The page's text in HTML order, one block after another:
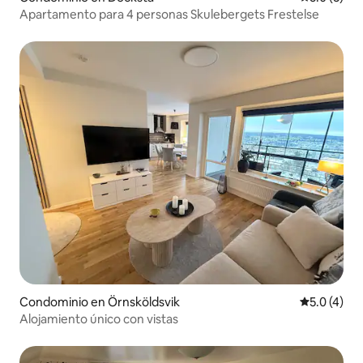
Apartamento para 4 personas Skulebergets Frestelse
Condominio en Örnsköldsvik
5.0 (4)
Alojamiento único con vistas